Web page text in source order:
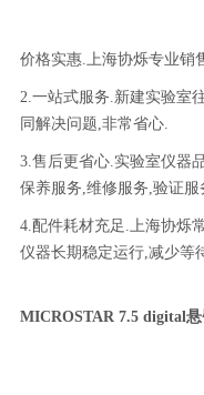
价格实惠.上海协烁专业销
2.一站式服务.新建实验室
同解决问题,非常省心.
3.售后更省心.实验室仪器
保养服务,维修服务,验证
4.配件耗材充足.上海协烁
仪器长期稳定运行,减少等
MICROSTAR 7.5 digital